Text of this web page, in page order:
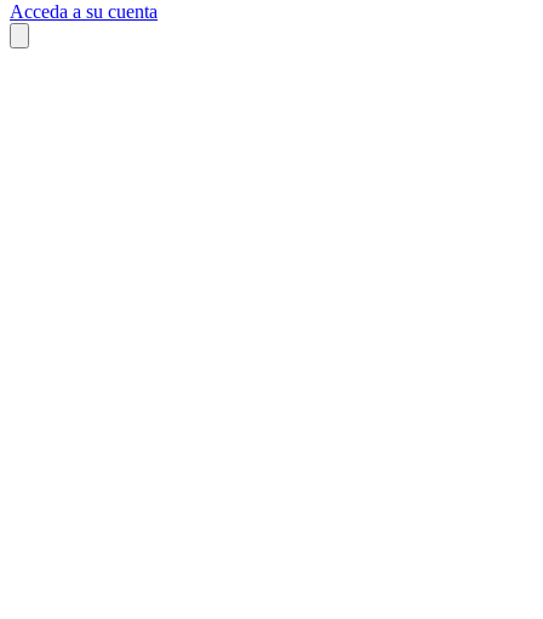
Acceda a su cuenta